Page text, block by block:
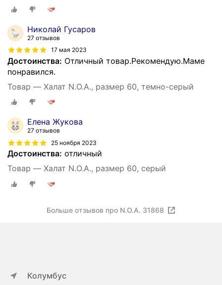
Николай Гусаров
27 отзывов
17 мая 2023
Достоинства: Отличный товар.Рекомендую.Маме
понравился.
Товар — Халат N.O.A., размер 60, темно-серый
Елена Жукова
27 отзывов
25 ноября 2023
Достоинства: отличный
Товар — Халат N.O.A., размер 60, серый
Больше отзывов про N.O.A. 31868
Колумбус